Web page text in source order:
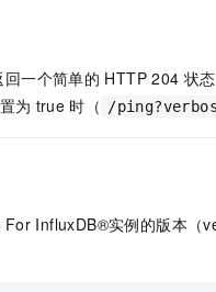
回一个简单的 HTTP 204 状
为 true 时（ /
For InfluxDB®实例的版本（